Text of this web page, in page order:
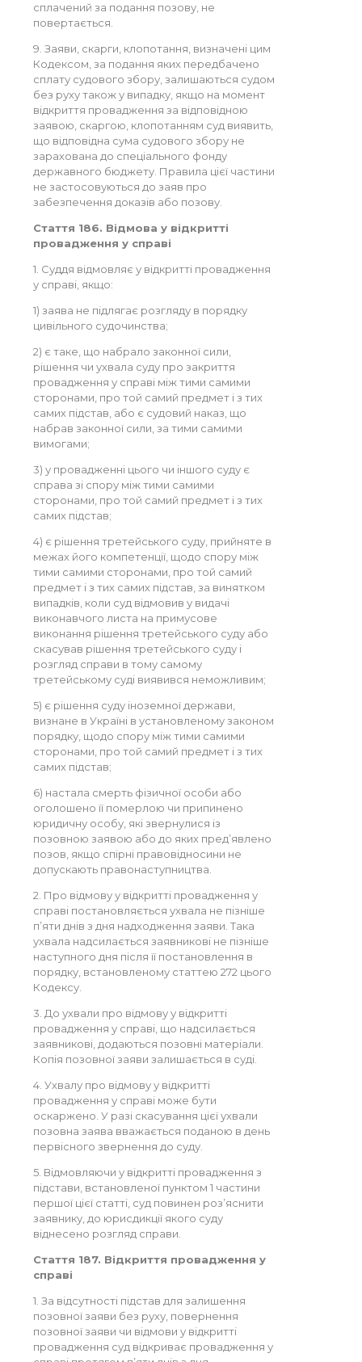
сплачений за подання позову, не
повертається.
9. Заяви, скарги, клопотання, визначені цим
Кодексом, за подання яких передбачено
сплату судового збору, залишаються судом
без руху також у випадку, якщо на момент
відкриття провадження за відповідною
заявою, скаргою, клопотанням суд виявить,
що відповідна сума судового збору не
зарахована до спеціального фонду
державного бюджету. Правила цієї частини
не застосовуються до заяв про
забезпечення доказів або позову.
Стаття 186. Відмова у відкритті
провадження у справі
1. Суддя відмовляє у відкритті провадження
у справі, якщо:
1) заява не підлягає розгляду в порядку
цивільного судочинства;
2) є таке, що набрало законної сили,
рішення чи ухвала суду про закриття
провадження у справі між тими самими
сторонами, про той самий предмет і з тих
самих підстав, або є судовий наказ, що
набрав законної сили, за тими самими
вимогами;
3) у провадженні цього чи іншого суду є
справа зі спору між тими самими
сторонами, про той самий предмет і з тих
самих підстав;
4) є рішення третейського суду, прийняте в
межах його компетенції, щодо спору між
тими самими сторонами, про той самий
предмет і з тих самих підстав, за винятком
випадків, коли суд відмовив у видачі
виконавчого листа на примусове
виконання рішення третейського суду або
скасував рішення третейського суду і
розгляд справи в тому самому
третейському суді виявився неможливим;
5) є рішення суду іноземної держави,
визнане в Україні в установленому законом
порядку, щодо спору між тими самими
сторонами, про той самий предмет і з тих
самих підстав;
6) настала смерть фізичної особи або
оголошено її померлою чи припинено
юридичну особу, які звернулися із
позовною заявою або до яких пред’явлено
позов, якщо спірні правовідносини не
допускають правонаступництва.
2. Про відмову у відкритті провадження у
справі постановляється ухвала не пізніше
п’яти днів з дня надходження заяви. Така
ухвала надсилається заявникові не пізніше
наступного дня після її постановлення в
порядку, встановленому статтею 272 цього
Кодексу.
3. До ухвали про відмову у відкритті
провадження у справі, що надсилається
заявникові, додаються позовні матеріали.
Копія позовної заяви залишається в суді.
4. Ухвалу про відмову у відкритті
провадження у справі може бути
оскаржено. У разі скасування цієї ухвали
позовна заява вважається поданою в день
первісного звернення до суду.
5. Відмовляючи у відкритті провадження з
підстави, встановленої пунктом 1 частини
першої цієї статті, суд повинен роз’яснити
заявнику, до юрисдикції якого суду
віднесено розгляд справи.
Стаття 187. Відкриття провадження у
справі
1. За відсутності підстав для залишення
позовної заяви без руху, повернення
позовної заяви чи відмови у відкритті
провадження суд відкриває провадження у